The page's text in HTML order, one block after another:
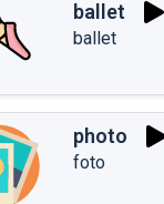
ballet
ballet
photo
foto